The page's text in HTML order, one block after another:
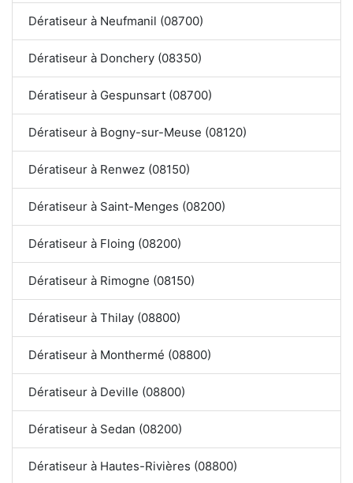
Dératiseur à Neufmanil (08700)
Dératiseur à Donchery (08350)
Dératiseur à Gespunsart (08700)
Dératiseur à Bogny-sur-Meuse (08120)
Dératiseur à Renwez (08150)
Dératiseur à Saint-Menges (08200)
Dératiseur à Floing (08200)
Dératiseur à Rimogne (08150)
Dératiseur à Thilay (08800)
Dératiseur à Monthermé (08800)
Dératiseur à Deville (08800)
Dératiseur à Sedan (08200)
Dératiseur à Hautes-Rivières (08800)